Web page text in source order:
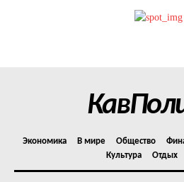
Политика конфиденциальности
Экономика В мире Общество
Культура
Отдых